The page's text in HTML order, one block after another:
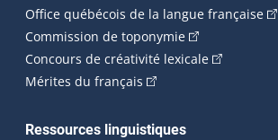
Office québécois de la langue française
Commission de toponymie(Cet hyperlien
Concours de créativité lexicale(Cet
Mérites du français (Cet hyperlien
Ressources linguistiques